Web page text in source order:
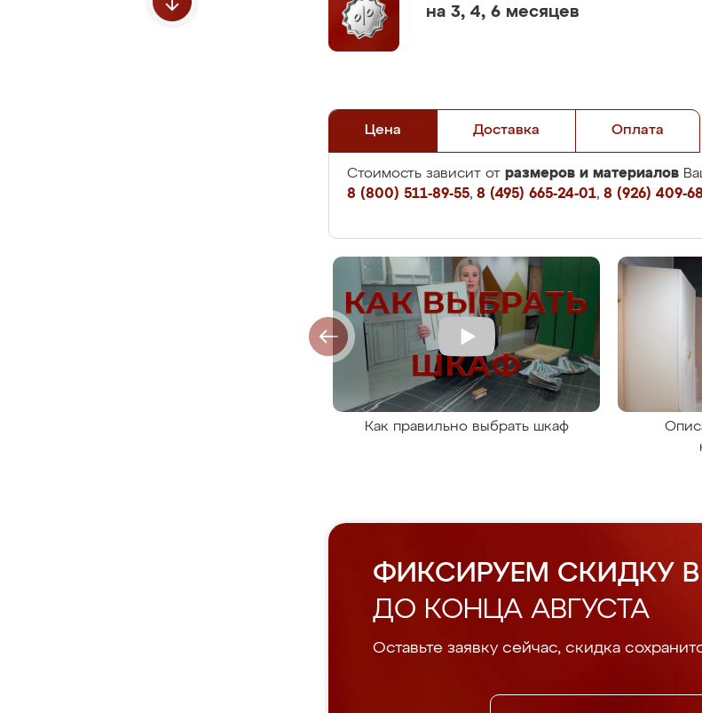
на 3, 4, 6 месяцев
Цена Доставка Оплата
Стоимость зависит от размеров и материалов
8 (800) 511-89-55, 8 (495) 665-24-01, 8 (926) 409-
Как правильно выбрать шкаф
ФИКСИРУЕМ СКИДКУ В
ДО КОНЦА АВГУСТА
Оставьте заявку сейчас, скидка